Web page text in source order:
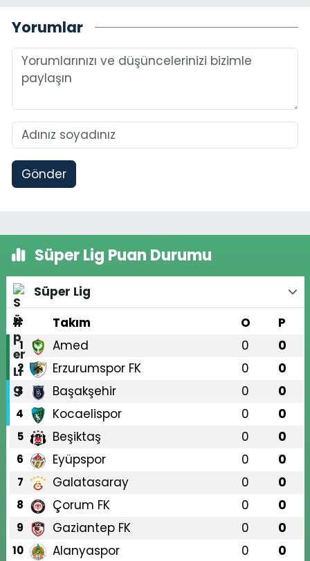
Yorumlar
Gönder
Süper Lig Puan Durumu
Süper Lig
#
Takım O P
1 Amed 0 0
2 Erzurumspor FK 0 0
3 Başakşehir 0 0
4 Kocaelispor 0 0
5 Beşiktaş 0 0
6 Eyüpspor 0 0
7 Galatasaray 0 0
8 Çorum FK 0 0
9 Gaziantep FK 0 0
10 Alanyaspor 0 0